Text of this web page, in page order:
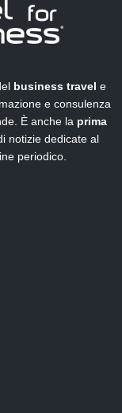
business travel e
e consulenza
È anche la prima
notizie dedicate al
periodico.